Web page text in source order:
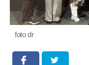
foto dr